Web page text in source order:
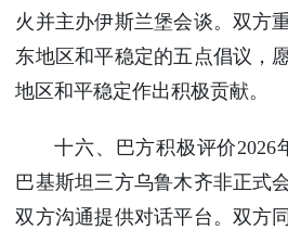
火并主办伊斯兰堡会谈。双方
东地区和平稳定的五点倡议，
地区和平稳定作出积极贡献。
十六、巴方积极评价2026
巴基斯坦三方乌鲁木齐非正式
双方沟通提供对话平台。双方